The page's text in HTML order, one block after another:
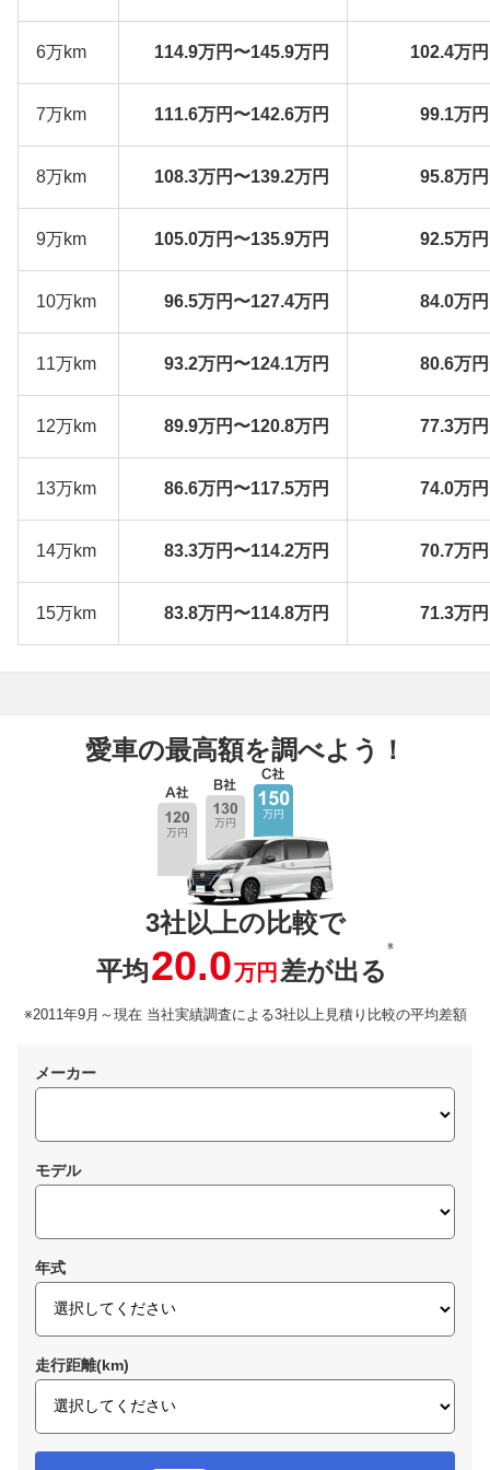
6万km 114.9万円〜145.9万円 102.4万
7万km 111.6万円〜142.6万円 99.1万
8万km 108.3万円〜139.2万円 95.8万
9万km 105.0万円〜135.9万円 92.5万
10万km 96.5万円〜127.4万円 84.0万
11万km 93.2万円〜124.1万円 80.6万
12万km 89.9万円〜120.8万円 77.3万
13万km 86.6万円〜117.5万円 74.0万
14万km 83.3万円〜114.2万円 70.7万
15万km 83.8万円〜114.8万円 71.3万
愛車の最高額を調べよう！
3社以上の比較で
平均20.0万円 差が出る
※
※2011年9月～現在 当社実績調査による3社以上見積り比較の平均差額
メーカー
モデル
年式
走行距離(km)